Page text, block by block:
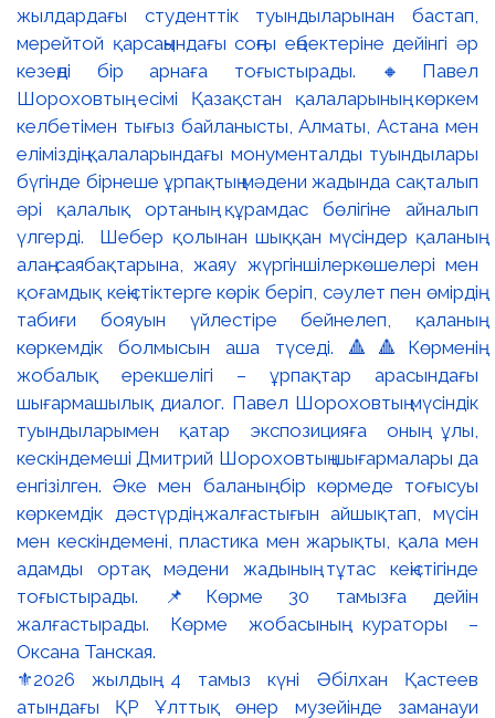
⚜️2026 жылдың 4 тамыз күні Әбілхан Қастеев
атындағы ҚР Ұлттық өнер музейінде заманауи